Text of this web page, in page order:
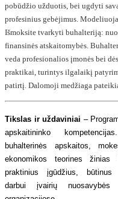
pobūdžio užduotis, bei ugdyti
profesinius gebėjimus.
Išmoksite tvarkyti buhalteriją:
finansinės atskaitomybės.
veda profesionalios įmonės bei
praktikai, turintys ilgalaikį
patirtį. Dalomoji medžiaga
Tikslas ir uždaviniai –
apskaitininko
buhalterinės apskaitos,
ekonomikos teorines žinias
praktinius įgūdžius, būtinus
darbui įvairių